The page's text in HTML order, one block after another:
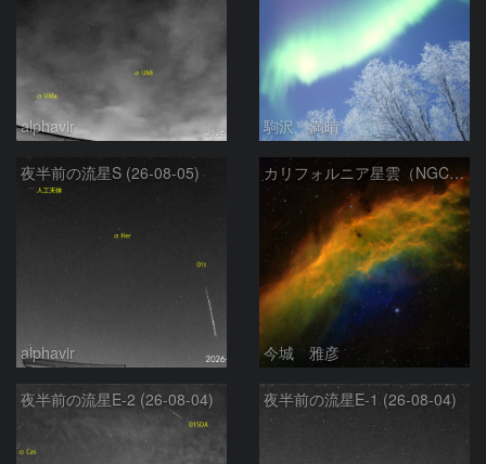
alphavir 駒沢 満晴
夜半前の流星S (26-08-05)
alphavir
カリフォルニア星雲（NGC 1499）
今城 雅彦
夜半前の流星E-2 (26-08-04) 夜半前の流星E-1 (26-08-04)